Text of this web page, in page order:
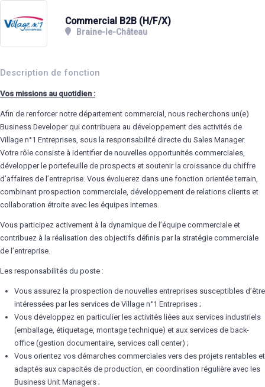
Commercial B2B (H/F/X)
Braine-le-Château
Description de fonction
Vos missions au quotidien :
Afin de renforcer notre département commercial, nous recherchons un(e)
Business Developer qui contribuera au développement des activités de
Village n°1 Entreprises, sous la responsabilité directe du Sales Manager.
Votre rôle consiste à identifier de nouvelles opportunités commerciales,
développer le portefeuille de prospects et soutenir la croissance du chiffre
d’affaires de l’entreprise. Vous évoluerez dans une fonction orientée terrain,
combinant prospection commerciale, développement de relations clients et
collaboration étroite avec les équipes internes.
Vous participez activement à la dynamique de l’équipe commerciale et
contribuez à la réalisation des objectifs définis par la stratégie commerciale
de l’entreprise.
Les responsabilités du poste :
Vous assurez la prospection de nouvelles entreprises susceptibles d’être
intéressées par les services de Village n°1 Entreprises ;
Vous développez en particulier les activités liées aux services industriels
(emballage, étiquetage, montage technique) et aux services de back-
office (gestion documentaire, services call center) ;
Vous orientez vos démarches commerciales vers des projets rentables et
adaptés aux capacités de production, en coordination régulière avec les
Business Unit Managers ;